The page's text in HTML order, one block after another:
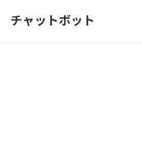
チャットボット